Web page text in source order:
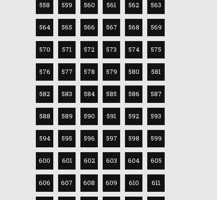
558 559 560 561 562 563
564 565 566 567 568 569
570 571 572 573 574 575
576 577 578 579 580 581
582 583 584 585 586 587
588 589 590 591 592 593
594 595 596 597 598 599
600 601 602 603 604 605
606 607 608 609 610 611